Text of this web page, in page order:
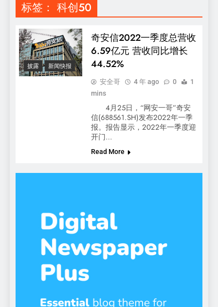
标签： 科创50
披露 新闻快报
奇安信2022一季度总营收
6.59亿元 营收同比增长
44.52%
安全哥 4 年 ago 0
1
mins
4月25日，“网安一哥”奇安
信(688561.SH)发布2022年一季
报。报告显示，2022年一季度迎
开门…
Read More